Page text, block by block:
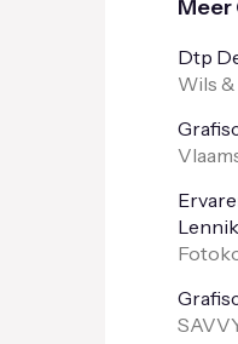
Meer
Dtp
Wils
Lennik